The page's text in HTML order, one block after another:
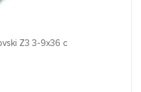
Z3 3-9x36 с